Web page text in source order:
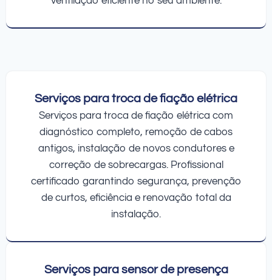
Serviços para troca de fiação elétrica
Serviços para troca de fiação elétrica com
diagnóstico completo, remoção de cabos
antigos, instalação de novos condutores e
correção de sobrecargas. Profissional
certificado garantindo segurança, prevenção
de curtos, eficiência e renovação total da
instalação.
Serviços para sensor de presença